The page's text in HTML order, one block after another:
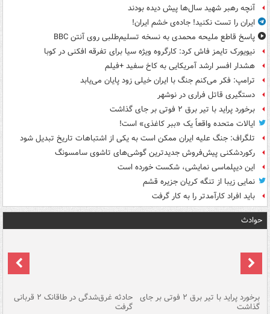
آنچه رهبر شهید سال‌ها پیش دیده بودند
ایران را تست نکنید! جاده‌ی خشم ایران!
پاسخ قاطع ملیحه محمدی به نسخه تسلیم‌طلبی روی آنتن BBC
نیویورک تایمز فاش کرد: کارگروه ویژه سیا برای تفرقه افکنی در کوبا
هشدار افسر ارشد آمریکایی به کاخ سفید +فیلم
ترامپ: فکر می‌کنم جنگ با ایران خیلی زود پایان می‌یابد
دستگیری قاتل فراری در نوشهر
برخورد پراید با تیر برق ۲ فوتی بر جای گذاشت
ایالات متحده واقعاً یک «ببر کاغذی» است!
تلگراف: جنگ علیه ایران ممکن است به یکی از اشتباهات تاریخ تبدیل شود
رکوردشکنی پیش‌فروش جدیدترین گوشی‌های تاشوی سامسونگ
این دیپلماسی نمایشی، شکست خورده است
نمایی زیبا از تنگه کریان جزیره قشم
باید افراد کارآمدتر را به کار گرفت
حوادث
برخورد پراید با تیر برق ۲ فوتی بر جای
گذاشت
حادثه غرق‌شدگی در طاقانک ۲ قربانی
گرفت